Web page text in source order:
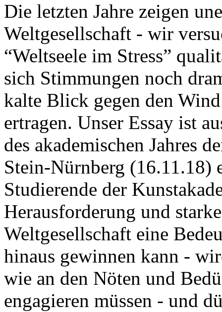
Die letzten Jahre zeigen
Weltgesellschaft - wir
“Weltseele im Stress”
sich Stimmungen noch
kalte Blick gegen den
ertragen. Unser Essay ist
des akademischen Jahres
Stein-Nürnberg (16.11.18)
Studierende der
Herausforderung und
Weltgesellschaft eine
hinaus gewinnen kann -
wie an den Nöten und
engagieren müssen - und